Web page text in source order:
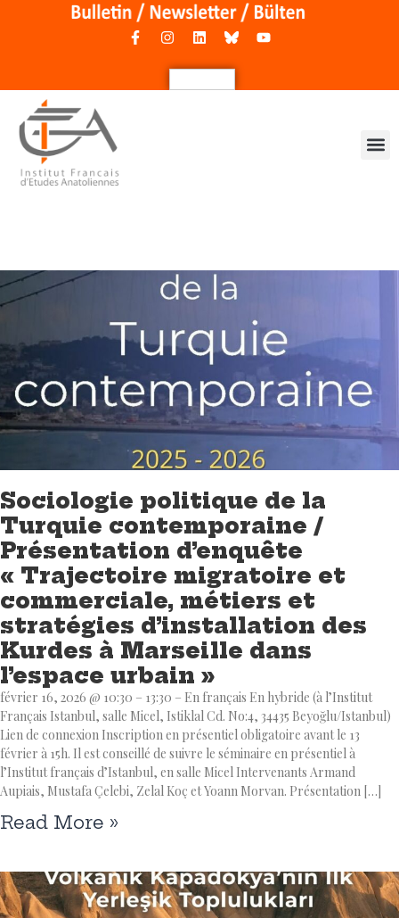
Sociologie politique de la
Turquie contemporaine /
Présentation d’enquête
« Trajectoire migratoire et
commerciale, métiers et
stratégies d’installation des
Kurdes à Marseille dans
l’espace urbain »
février 16, 2026 @ 10:30 – 13:30 – En français En hybride (à l’Institut
Français Istanbul, salle Micel, Istiklal Cd. No:4, 34435 Beyoğlu/Istanbul)
Lien de connexion Inscription en présentiel obligatoire avant le 13
février à 15h. Il est conseillé de suivre le séminaire en présentiel à
l’Institut français d’Istanbul, en salle Micel Intervenants Armand
Aupiais, Mustafa Çelebi, Zelal Koç et Yoann Morvan. Présentation […]
Read More »